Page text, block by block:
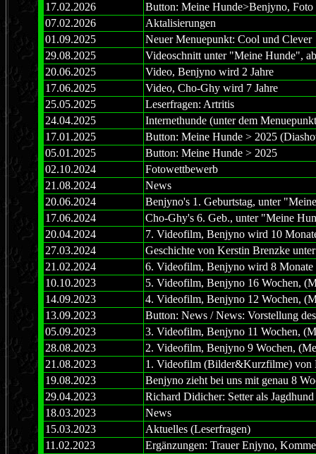
17.02.2026
Button: Meine Hunde>Benjyno, Foto
07.02.2026
Aktalisierungen
01.09.2025
Neuer Menuepunkt: Cool und Clever
29.08.2025
Videoschnitt unter "Meine Hunde",
20.06.2025
Video, Benjyno wird 2 Jahre
17.06.2025
Video, Cho-Ghy wird 7 Jahre
25.05.2025
Leserfragen: Artritis
24.04.2025
Internethunde (unter dem
17.01.2025
Button: Meine Hunde > 2025
05.01.2025
Button: Meine Hunde > 2025
02.10.2024
Fotowettbewerb
21.08.2024
News
20.06.2024
Benjyno's 1. Geburtstag, unter
17.06.2024
Cho-Ghy's 6. Geb., unter "Meine
20.04.2024
7. Videofilm, Benjyno wird 10
27.03.2024
Geschichte von Kerstin Brenzke
21.02.2024
6. Videofilm, Benjyno wird 8 Monate
10.10.2023
5. Videofilm, Benjyno 16 Wochen,
14.09.2023
4. Videofilm, Benjyno 12 Wochen,
13.09.2023
Button: News / News: Vorstellung
05.09.2023
3. Videofilm, Benjyno 11 Wochen,
28.08.2023
2. Videofilm, Benjyno 9 Wochen,
21.08.2023
1. Videofilm (Bilder&Kurzfilme) von
19.08.2023
Benjyno zieht bei uns mit genau 8
29.04.2023
Richard Didicher: Setter als Jagdhund
18.03.2023
News
15.03.2023
Aktuelles (Leserfragen)
11.02.2023
Ergänzungen: Trauer Enjyno,